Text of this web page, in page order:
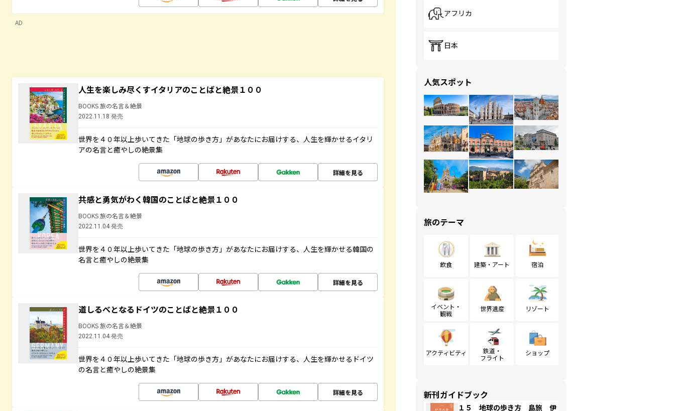
AD
人生を楽しみ尽くすイタリアのことばと絶景１００
BOOKS 旅の名言＆絶景
2022.11.18 発売
世界を４０年以上歩いてきた「地球の歩き方」があなたにお届けする、人生を輝かせるイタリ
アの名言と癒やしの絶景集
詳細を見る
共感と勇気がわく韓国のことばと絶景１００
BOOKS 旅の名言＆絶景
2022.11.04 発売
世界を４０年以上歩いてきた「地球の歩き方」があなたにお届けする、人生を輝かせる韓国の
名言と癒やしの絶景集
詳細を見る
道しるべとなるドイツのことばと絶景１００
BOOKS 旅の名言＆絶景
2022.11.04 発売
世界を４０年以上歩いてきた「地球の歩き方」があなたにお届けする、人生を輝かせるドイツ
の名言と癒やしの絶景集
詳細を見る
アフリカ
日本
人気スポット
旅のテーマ
飲食 建築・アート 宿泊
イベント・
観戦
世界遺産 リゾート
アクティビティ
鉄道・
フライト
ショップ
新刊ガイドブック
１５ 地球の歩き方 島旅 伊